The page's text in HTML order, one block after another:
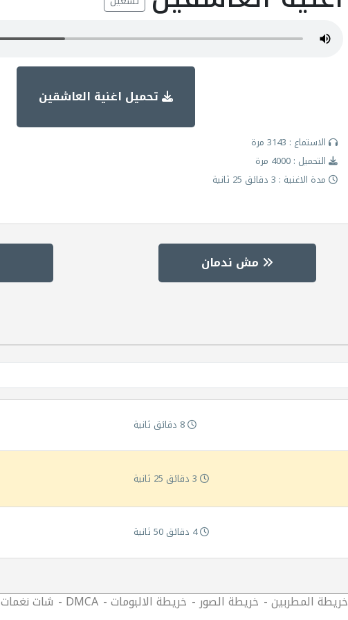
تحميل اغنية العاشقين
الاستماع : 3143 مرة
التحميل : 4000 مرة
مدة الاغنية : 3 دقائق 25 ثانية
مش ندمان
8 دقائق ثانية
4 دقائق 50 ثانية
خريطة المطربين خريطة الصور خريطة الالبومات DMCA شات نغمات